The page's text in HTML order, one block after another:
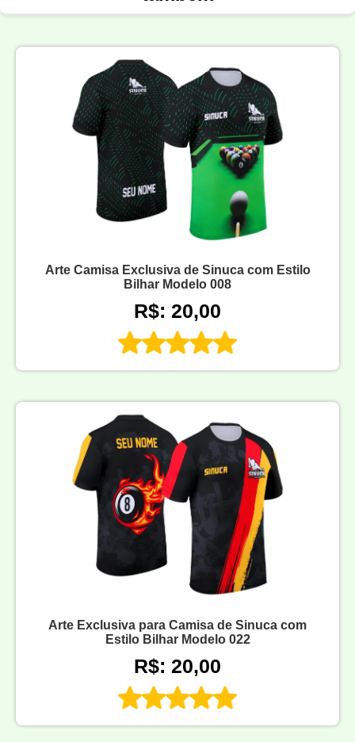
Arte Camisa Exclusiva de Sinuca com Estilo
Bilhar Modelo 008
R$: 20,00
Arte Exclusiva para Camisa de Sinuca com
Estilo Bilhar Modelo 022
R$: 20,00